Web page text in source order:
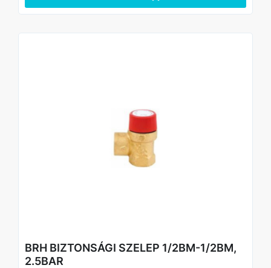
BRH BIZTONSÁGI SZELEP 1/2BM-1/2BM,
2.5BAR